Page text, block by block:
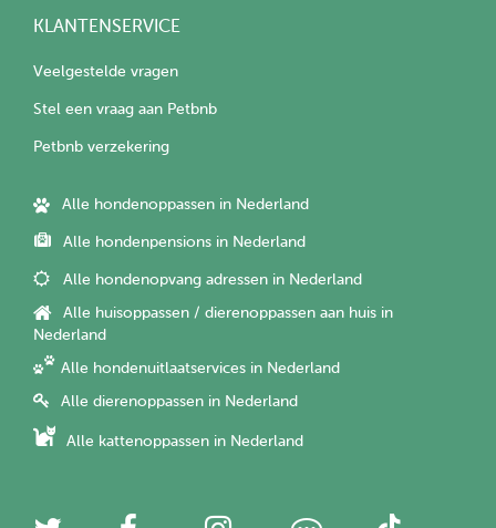
KLANTENSERVICE
Veelgestelde vragen
Stel een vraag aan Petbnb
Petbnb verzekering
Alle hondenoppassen in Nederland
Alle hondenpensions in Nederland
Alle hondenopvang adressen in Nederland
Alle huisoppassen / dierenoppassen aan huis in
Nederland
Alle hondenuitlaatservices in Nederland
Alle dierenoppassen in Nederland
Alle kattenoppassen in Nederland